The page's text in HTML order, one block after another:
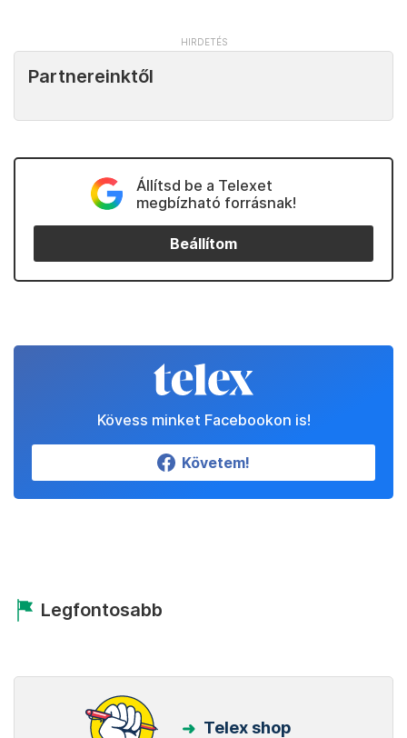
Partnereinktől
Állítsd be a Telexet
megbízható forrásnak!
Beállítom
Kövess minket Facebookon is!
Követem!
Legfontosabb
Telex shop